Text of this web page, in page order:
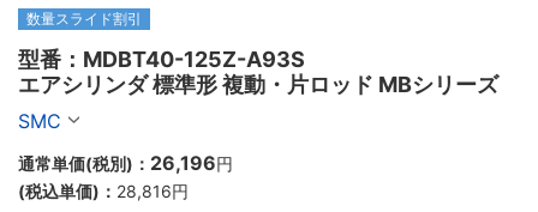
数量スライド割引
型番：MDBT40-125Z-A93S
エアシリンダ 標準形 複動・片ロッド MBシリーズ
SMC
通常単価(税別)： 26,196円
(税込単価)： 28,816円